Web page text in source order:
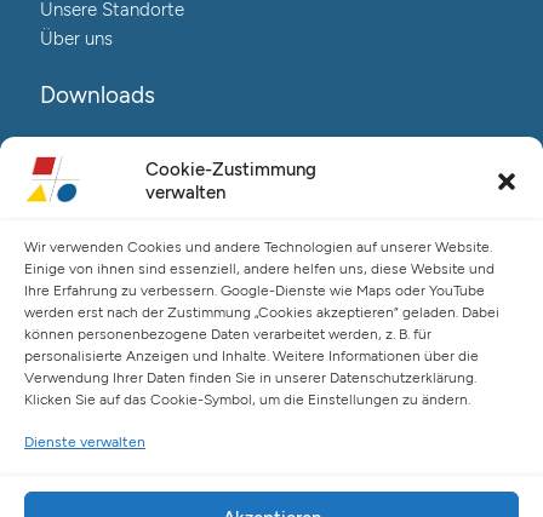
Cookie-Zustimmung
verwalten
Wir verwenden Cookies und andere Technologien auf unserer Website.
Einige von ihnen sind essenziell, andere helfen uns, diese Website und
Ihre Erfahrung zu verbessern. Google-Dienste wie Maps oder YouTube
werden erst nach der Zustimmung „Cookies akzeptieren“ geladen. Dabei
können personenbezogene Daten verarbeitet werden, z. B. für
personalisierte Anzeigen und Inhalte. Weitere Informationen über die
Verwendung Ihrer Daten finden Sie in unserer Datenschutzerklärung.
Klicken Sie auf das Cookie-Symbol, um die Einstellungen zu ändern.
Dienste verwalten
Unsere Standorte
Über uns
Downloads
Reha@Salo-Broschüre
Neuro@Salo-Broschüre
Salo Holding AG – Hauptverwaltung Hamburg
Spaldingstraße 57-59 / Rosenallee 6-8
20097 Hamburg
Telefon: +49 (0) 40 23916 – 0
E-Mail:info@salo-ag.at